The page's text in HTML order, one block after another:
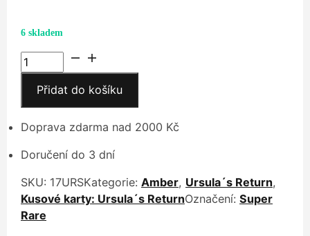
6 skladem
Minnie
Mouse,
Musketeer
Champion
množství
Přidat do košíku
Doprava zdarma nad 2000 Kč
Doručení do 3 dní
SKU: 17URSKategorie: Amber, Ursula´s Return,
Kusové karty: Ursula´s ReturnOznačení: Super
Rare